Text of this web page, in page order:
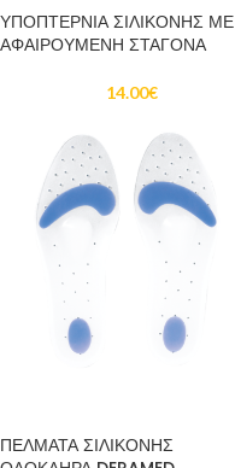
ΥΠΟΠΤΕΡΝΙΑ ΣΙΛΙΚΟΝΗΣ ΜΕ
ΑΦΑΙΡΟΥΜΕΝΗ ΣΤΑΓΟΝΑ
14.00€
ΠΕΛΜΑΤΑ ΣΙΛΙΚΟΝΗΣ